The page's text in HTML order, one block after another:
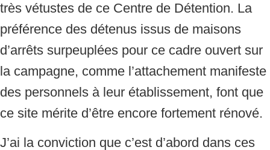
très vétustes de ce Centre de Détention. La
préférence des détenus issus de maisons
d’arrêts surpeuplées pour ce cadre ouvert sur
la campagne, comme l’attachement manifeste
des personnels à leur établissement, font que
ce site mérite d’être encore fortement rénové.
J’ai la conviction que c’est d’abord dans ces